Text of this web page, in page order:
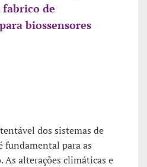
de
biossensores
dos sistemas de
fundamental para as
As alterações climáticas e